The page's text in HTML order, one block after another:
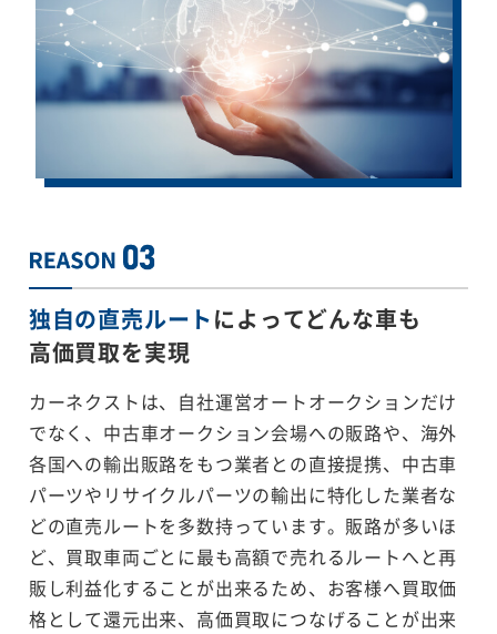
独自の直売ルートによってどんな車も
高価買取を実現
カーネクストは、自社運営オートオークションだけ
でなく、中古車オークション会場への販路や、海外
各国への輸出販路をもつ業者との直接提携、中古車
パーツやリサイクルパーツの輸出に特化した業者な
どの直売ルートを多数持っています。販路が多いほ
ど、買取車両ごとに最も高額で売れるルートへと再
販し利益化することが出来るため、お客様へ買取価
格として還元出来、高価買取につなげることが出来